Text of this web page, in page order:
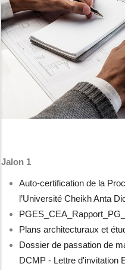
Jalon 1
Auto-certification de la
l’Université Cheikh Anta
Plans architecturaux et
Dossier de passation de
DCMP - Lettre d'invitation